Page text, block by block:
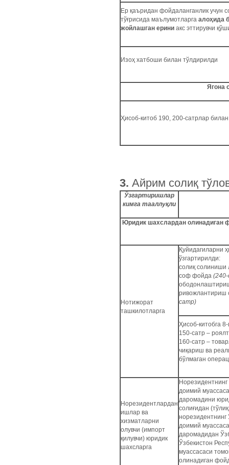
Ер қаъридан фойдаланганлик учун
тўғрисида маълумотларга алоҳида
жойлашган ерини акс эттирувчи
Изоҳ хатбоши билан тўлдирилди
Ягона
Ҳисоб-китоб 190, 200-сатрлар
3. Айрим солиқ
Ўзгартиришлар
кимга тааллуқли
Юридик шахслардан олинадиган
Нотижорат
ташкилотларга
Қуйидагиларни
ўзгартирилди:
солиқ
соф фойда
ривожлантириш
сатр)
Ҳисоб-китобга
150-сатр –
160-сатр –
чиқариш ва
бўлмаган
Норезидентлардан
ишлар ва
хизматларни
олувчи (импорт
қилувчи) юридик
шахсларга
Норезидентнинг
доимий
даромадини
солиғидан
норезидентнинг
доимий
даромадидан
Ўзбекистон
муассасаси
олинадиган